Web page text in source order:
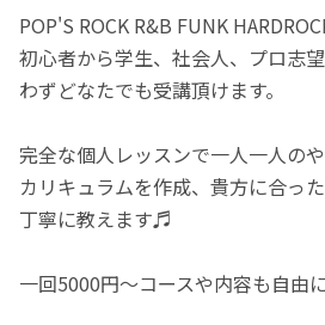
POP'S ROCK R&B FUNK
初心者から学生、社会人、プロ志
わずどなたでも受講頂けます。
完全な個人レッスンで一人一人の
カリキュラムを作成、貴方に合っ
丁寧に教えます♬
一回5000円〜コースや内容も自由